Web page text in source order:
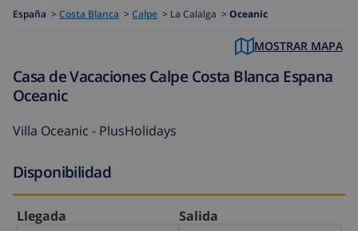
España > Costa Blanca > Calpe > La Calalga > Oceanic
MOSTRAR MAPA
Casa de Vacaciones Calpe Costa Blanca Espana
Oceanic
Villa Oceanic - PlusHolidays
Disponibilidad
Llegada Salida